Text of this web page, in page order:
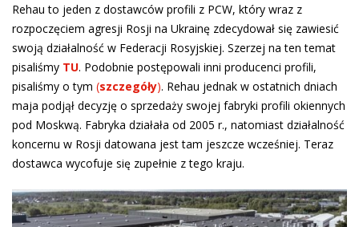
Rehau to jeden z dostawców profili z PCW, który wraz z
rozpoczęciem agresji Rosji na Ukrainę zdecydował się zawiesić
swoją działalność w Federacji Rosyjskiej. Szerzej na ten temat
pisaliśmy TU. Podobnie postępowali inni producenci profili,
pisaliśmy o tym (szczegóły). Rehau jednak w ostatnich dniach
maja podjął decyzję o sprzedaży swojej fabryki profili okiennych
pod Moskwą. Fabryka działała od 2005 r., natomiast działalność
koncernu w Rosji datowana jest tam jeszcze wcześniej. Teraz
dostawca wycofuje się zupełnie z tego kraju.